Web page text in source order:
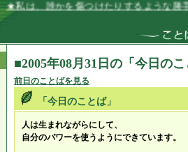
★私は、誰かを傷つけたりするような勝
■2005年08月31日の「今日の
前日のことばを見る
「今日のことば」
人は生まれながらにして、
自分のパワーを使うようにできています。